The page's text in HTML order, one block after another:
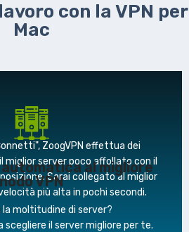
con la VPN per
Mac
al migliore
nodo VPN
la moltitudine di server?
scegliere il server migliore per te.
ZoogVPN effettua dei
server poco affollato con il
Sarai collegato al miglior
più alta in pochi secondi.